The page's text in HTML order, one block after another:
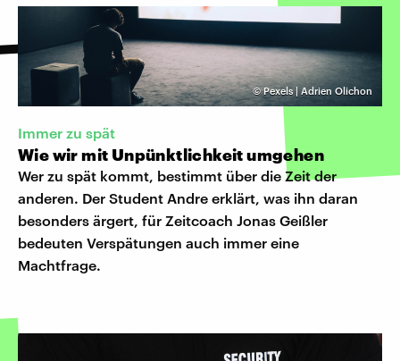
©Pexels | Adrien Olichon
Immer zu spät
Wie wir mit Unpünktlichkeit umgehen
Wer zu spät kommt, bestimmt über die Zeit der
anderen. Der Student Andre erklärt, was ihn daran
besonders ärgert, für Zeitcoach Jonas Geißler
bedeuten Verspätungen auch immer eine
Machtfrage.